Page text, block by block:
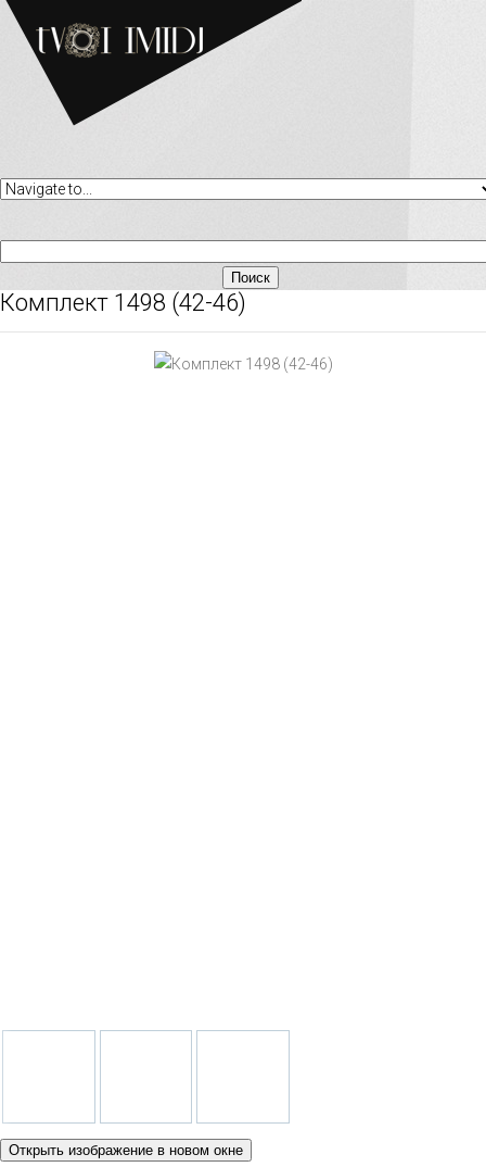
Комплект 1498 (42-46)
Открыть изображение в новом окне